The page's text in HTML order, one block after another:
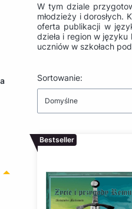
W tym dziale
młodzieży i
oferta publikacji w
dzieła i region w
uczniów w szkołach
Lista produktów
Sortowanie:
Domyślne
Bestseller